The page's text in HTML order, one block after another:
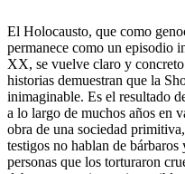
El Holocausto, que como
permanece como un episodio
XX, se vuelve claro y concreto
historias demuestran que la
inimaginable. Es el resultado
a lo largo de muchos años en
obra de una sociedad
testigos no hablan de bárbaros
personas que los torturaron